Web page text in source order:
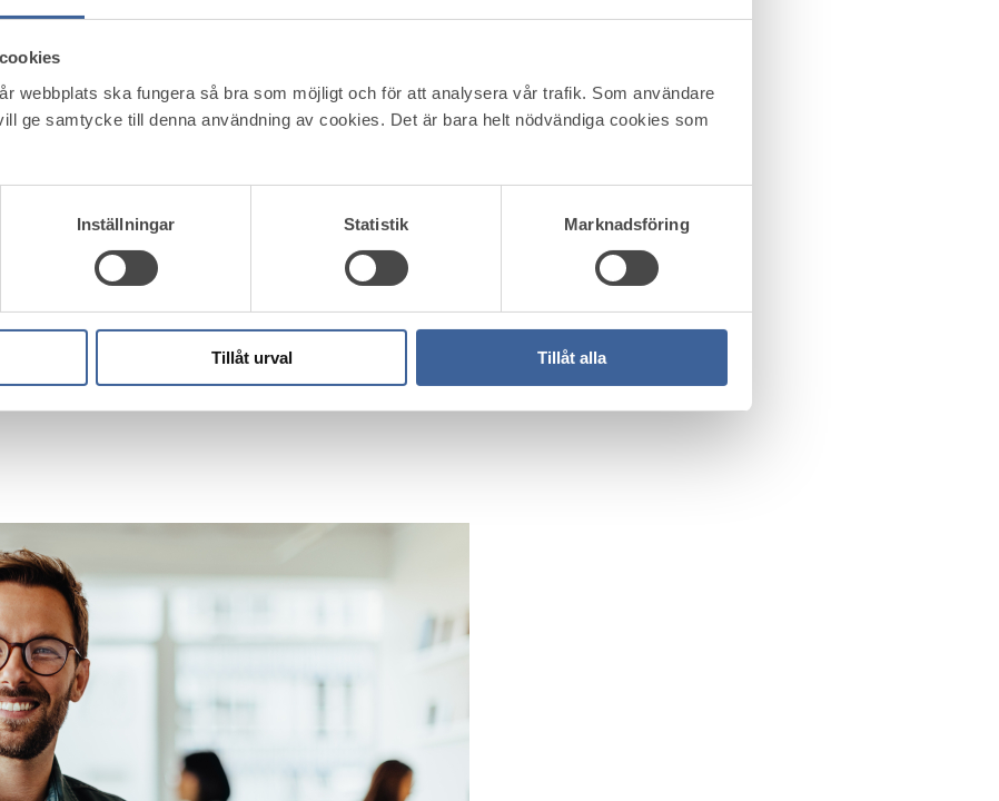
webbplats ska fungera så bra som möjligt och för att analysera vår trafik. Som användare
ge samtycke till denna användning av cookies. Det är bara helt nödvändiga cookies som
Inställningar Statistik Marknadsföring
Tillåt urval Tillåt alla